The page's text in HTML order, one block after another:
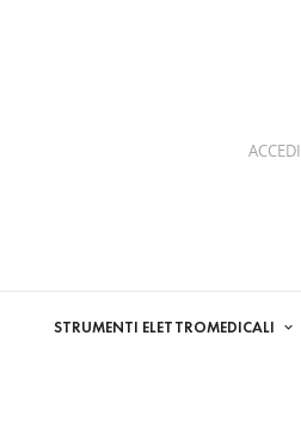
ACCEDI
STRUMENTI ELETTROMEDICALI